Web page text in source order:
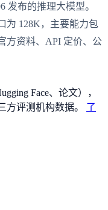
发布的推理大模型。
为 128K，主要能力包
方资料、API 定价、公
Face、论文），
评测机构数据。
了